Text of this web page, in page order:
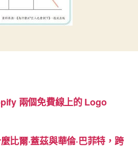
兩個免費線上的 Logo
比爾·蓋茲與華倫·巴菲特，跨